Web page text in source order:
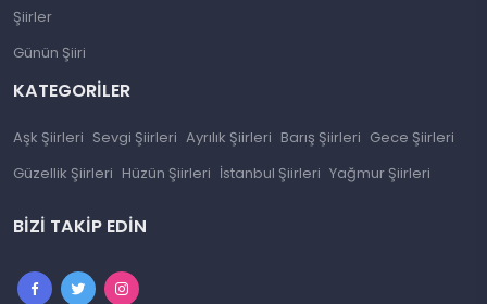
Şiirler
Günün Şiiri
KATEGORILER
Aşk Şiirleri Sevgi Şiirleri Ayrılık Şiirleri Barış Şiirleri Gece Şiirleri
Güzellik Şiirleri Hüzün Şiirleri İstanbul Şiirleri Yağmur Şiirleri
BIZI TAKIP EDIN